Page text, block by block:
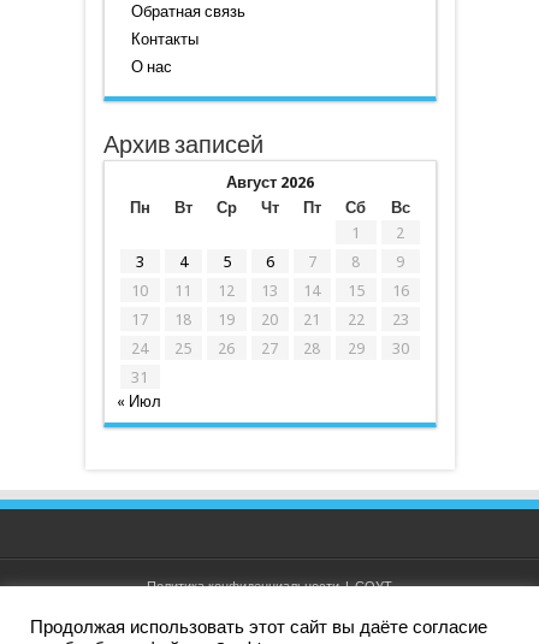
Обратная связь
Контакты
О нас
Архив записей
Август 2026
Пн
Вт Ср Чт Пт Сб
Вс
1
2
3
4 5 6 7 8
9
10
11 12 13 14 15
16
17
18 19 20 21 22
23
24
25 26 27 28 29
30
31
« Июл
Политика конфиденциальности|СОУТ
Продолжая использовать этот сайт вы даёте согласие